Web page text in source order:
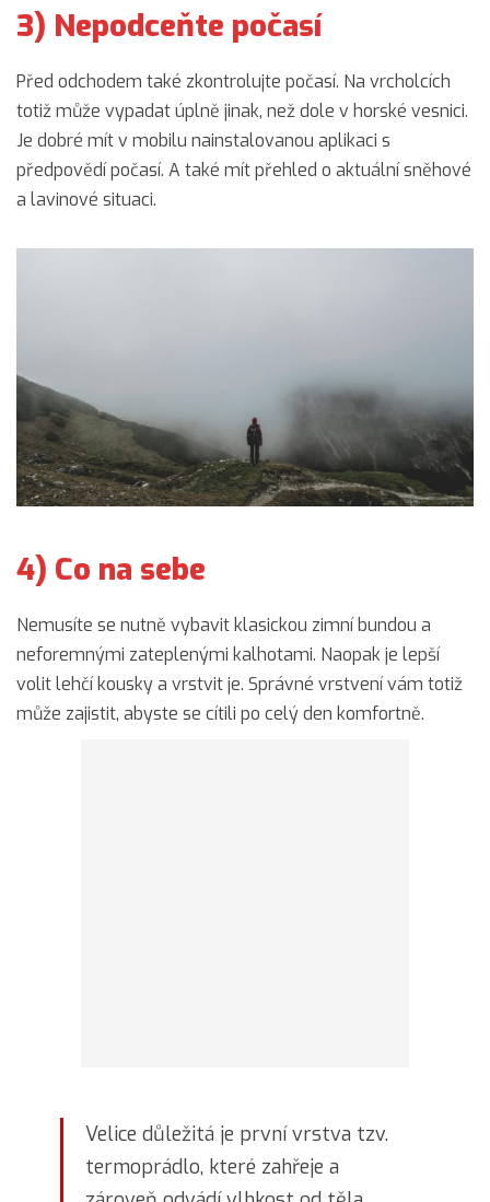
3) Nepodceňte počasí
Před odchodem také zkontrolujte počasí. Na vrcholcích
totiž může vypadat úplně jinak, než dole v horské vesnici.
Je dobré mít v mobilu nainstalovanou aplikaci s
předpovědí počasí. A také mít přehled o aktuální sněhové
a lavinové situaci.
4) Co na sebe
Nemusíte se nutně vybavit klasickou zimní bundou a
neforemnými zateplenými kalhotami. Naopak je lepší
volit lehčí kousky a vrstvit je. Správné vrstvení vám totiž
může zajistit, abyste se cítili po celý den komfortně.
Velice důležitá je první vrstva tzv.
termoprádlo, které zahřeje a